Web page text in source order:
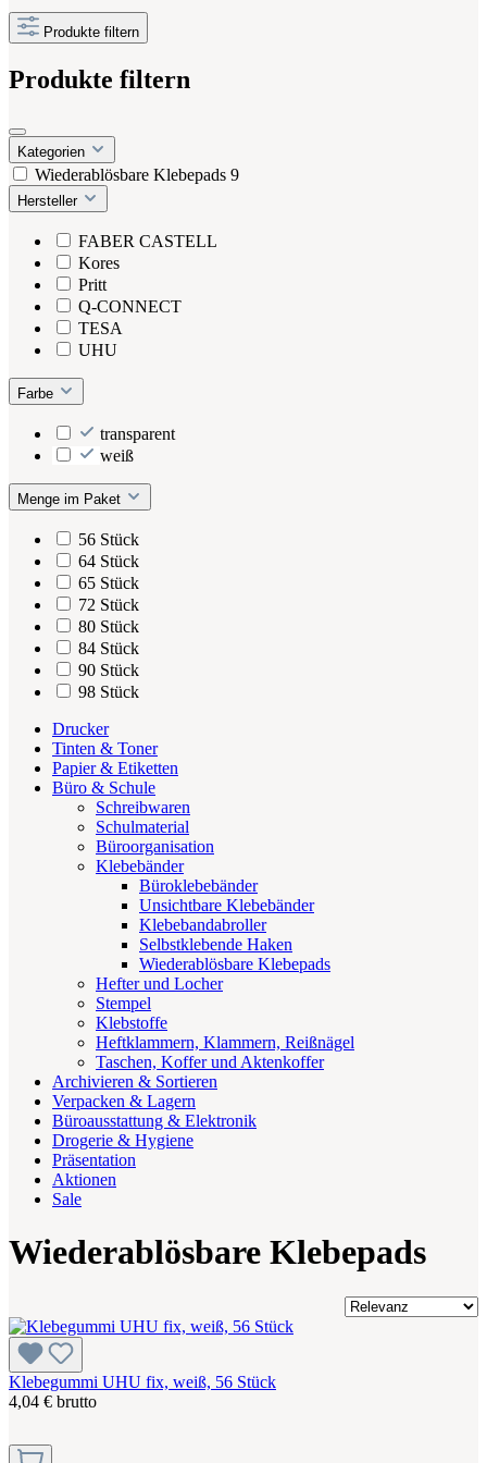
Produkte filtern
Produkte filtern
Kategorien
Wiederablösbare Klebepads 9
Hersteller
FABER CASTELL
Kores
Pritt
Q-CONNECT
TESA
UHU
Farbe
transparent
weiß
Menge im Paket
56 Stück
64 Stück
65 Stück
72 Stück
80 Stück
84 Stück
90 Stück
98 Stück
Drucker
Tinten & Toner
Papier & Etiketten
Büro & Schule
Schreibwaren
Schulmaterial
Büroorganisation
Klebebänder
Büroklebebänder
Unsichtbare Klebebänder
Klebebandabroller
Selbstklebende Haken
Wiederablösbare Klebepads
Hefter und Locher
Stempel
Klebstoffe
Heftklammern, Klammern, Reißnägel
Taschen, Koffer und Aktenkoffer
Archivieren & Sortieren
Verpacken & Lagern
Büroausstattung & Elektronik
Drogerie & Hygiene
Präsentation
Aktionen
Sale
Wiederablösbare Klebepads
Klebegummi UHU fix, weiß, 56 Stück
4,04 € brutto